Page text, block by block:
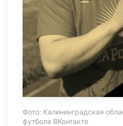
Фото: Калининградская
футбола ВКонтакте